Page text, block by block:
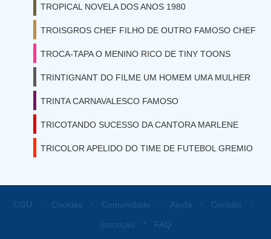
TROPICAL NOVELA DOS ANOS 1980
TROISGROS CHEF FILHO DE OUTRO FAMOSO CHEF
TROCA-TAPA O MENINO RICO DE TINY TOONS
TRINTIGNANT DO FILME UM HOMEM UMA MULHER
TRINTA CARNAVALESCO FAMOSO
TRICOTANDO SUCESSO DA CANTORA MARLENE
TRICOLOR APELIDO DO TIME DE FUTEBOL GREMIO
CGU ⋅ Cookies ⋅ Comunidade ⋅ Ajuda ⋅ Contato ⋅
Inscrição ⋅ FAQ